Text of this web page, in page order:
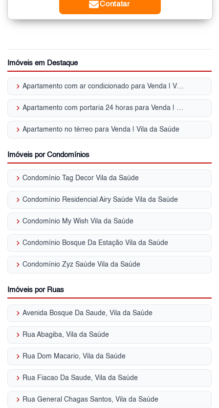
Contatar
Imóveis em Destaque
keyboard_arrow_right Apartamento com ar condicionado para Venda | Vila da Saúde
keyboard_arrow_right Apartamento com portaria 24 horas para Venda | Vila da Saúde
keyboard_arrow_right Apartamento no térreo para Venda | Vila da Saúde
Imóveis por Condomínios
keyboard_arrow_right Condomínio Tag Decor Vila da Saúde
keyboard_arrow_right Condomínio Residencial Airy Saúde Vila da Saúde
keyboard_arrow_right Condomínio My Wish Vila da Saúde
keyboard_arrow_right Condomínio Bosque Da Estação Vila da Saúde
keyboard_arrow_right Condomínio Zyz Saúde Vila da Saúde
Imóveis por Ruas
keyboard_arrow_right Avenida Bosque Da Saude, Vila da Saúde
keyboard_arrow_right Rua Abagiba, Vila da Saúde
keyboard_arrow_right Rua Dom Macario, Vila da Saúde
keyboard_arrow_right Rua Fiacao Da Saude, Vila da Saúde
keyboard_arrow_right Rua General Chagas Santos, Vila da Saúde